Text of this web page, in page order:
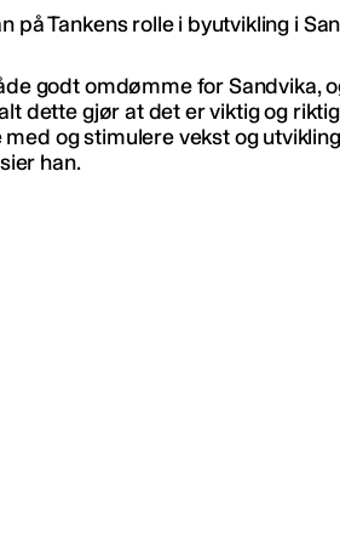
på Tankens rolle i byutvikling i
godt omdømme for Sandvika,
dette gjør at det er viktig og
og stimulere vekst og
han.